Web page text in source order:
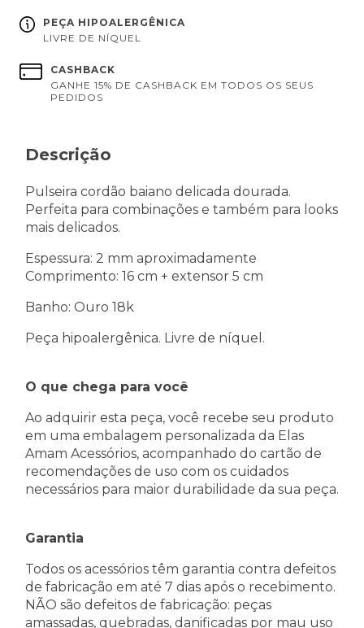
PEÇA HIPOALERGÊNICA
LIVRE DE NÍQUEL
CASHBACK
GANHE 15% DE CASHBACK EM TODOS OS SEUS
PEDIDOS
Descrição
Pulseira cordão baiano delicada dourada.
Perfeita para combinações e também para looks
mais delicados.
Espessura: 2 mm aproximadamente
Comprimento: 16 cm + extensor 5 cm
Banho: Ouro 18k
Peça hipoalergênica. Livre de níquel.
O que chega para você
Ao adquirir esta peça, você recebe seu produto
em uma embalagem personalizada da Elas
Amam Acessórios, acompanhado do cartão de
recomendações de uso com os cuidados
necessários para maior durabilidade da sua peça.
Garantia
Todos os acessórios têm garantia contra defeitos
de fabricação em até 7 dias após o recebimento.
NÃO são defeitos de fabricação: peças
amassadas, quebradas, danificadas por mau uso